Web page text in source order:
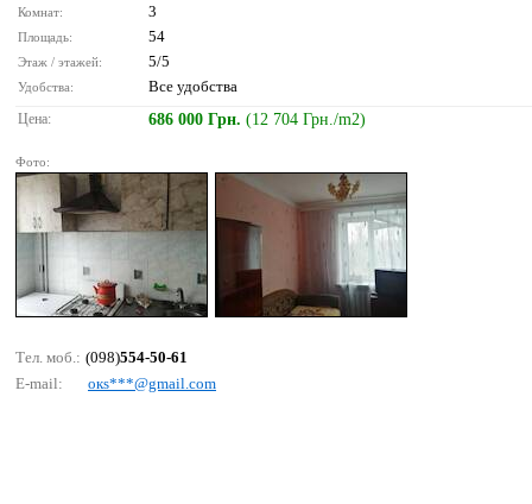
Комнат: 3
Площадь: 54
Этаж / этажей: 5/5
Удобства: Все удобства
Цена: 686 000 Грн. (12 704 Грн./m2)
Фото:
Тел. моб.: (098)554-50-61
E-mail:
окs***@gmаil.соm